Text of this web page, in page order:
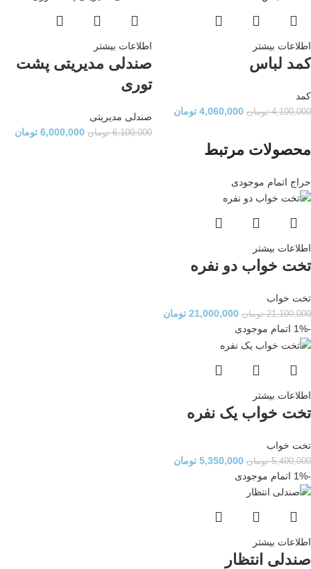
اطلاعات بیشتر
کمد لباس
کمد
4,100,000 تومان 4,060,000 تومان
اطلاعات بیشتر
صندلی مدیریتی پشت
توری
صندلی مدیریتی
6,100,000 تومان 6,000,000 تومان
محصولات مرتبط
حراج اتمام موجودی
اطلاعات بیشتر
تخت خواب دو نفره
تخت خواب
21,100,000 تومان 21,000,000 تومان
-1%
اتمام موجودی
اطلاعات بیشتر
تخت خواب یک نفره
تخت خواب
5,400,000 تومان 5,350,000 تومان
-1%
اتمام موجودی
اطلاعات بیشتر
صندلی انتظار